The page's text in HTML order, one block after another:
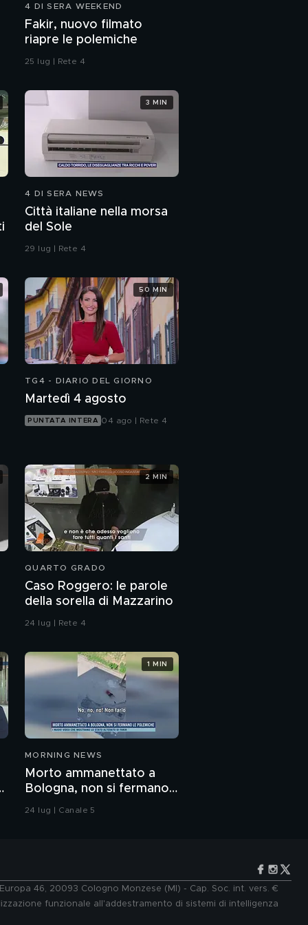
4 DI SERA WEEKEND
Fakir, nuovo filmato
riapre le polemiche
25 lug | Rete 4
4 DI SERA NEWS
Città italiane nella morsa
del Sole
29 lug | Rete 4
3 MIN
TG4 - DIARIO DEL GIORNO
Martedì 4 agosto
PUNTATA INTERA 04 ago | Rete 4
50 MIN
QUARTO GRADO
Caso Roggero: le parole
della sorella di Mazzarino
24 lug | Rete 4
2 MIN
MORNING NEWS
Morto ammanettato a
Bologna, non si fermano
le polemiche
24 lug | Canale 5
1 MIN
46, 20093 Cologno Monzese (MI) - Cap. Soc. int. vers. €
funzionale all'addestramento di sistemi di intelligenza